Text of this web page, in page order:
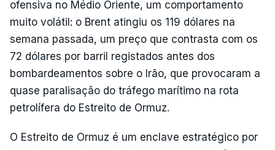
ofensiva no Médio Oriente, um comportamento
muito volátil: o Brent atingiu os 119 dólares na
semana passada, um preço que contrasta com os
72 dólares por barril registados antes dos
bombardeamentos sobre o Irão, que provocaram a
quase paralisação do tráfego marítimo na rota
petrolífera do Estreito de Ormuz.
O Estreito de Ormuz é um enclave estratégico por